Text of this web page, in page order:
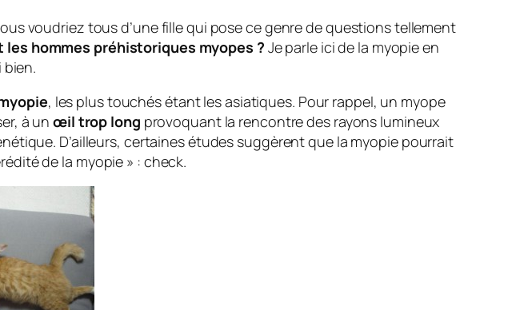
voudriez tous d’une fille qui pose ce genre de questions tellement
hommes préhistoriques myopes ? Je parle ici de la myopie en
, les plus touchés étant les asiatiques. Pour rappel, un myope
à unœil trop long provoquant la rencontre des rayons lumineux
D’ailleurs, certaines études suggèrent que la myopie pourrait
de la myopie » : check.